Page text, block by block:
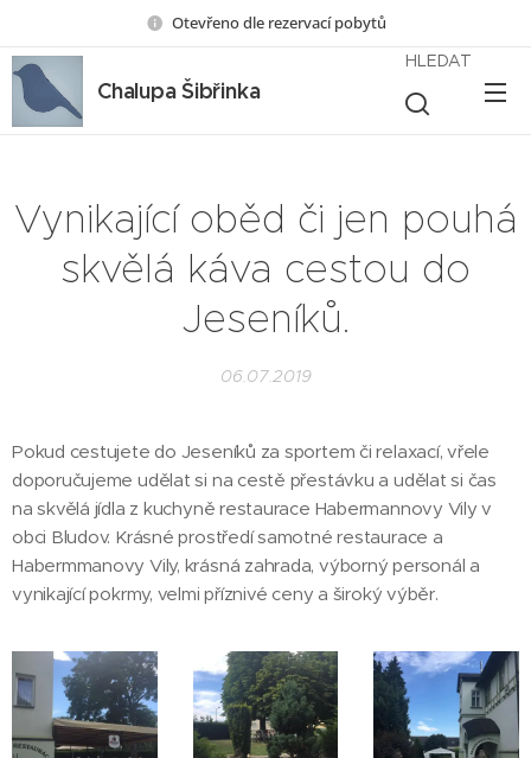
Otevřeno dle rezervací pobytů
Chalupa Šibřinka
HLEDAT
Vynikající oběd či jen pouhá
skvělá káva cestou do
Jeseníků.
06.07.2019
Pokud cestujete do Jeseníků za sportem či relaxací, vřele
doporučujeme udělat si na cestě přestávku a udělat si čas
na skvělá jídla z kuchyně restaurace Habermannovy Vily v
obci Bludov. Krásné prostředí samotné restaurace a
Habermmanovy Vily, krásná zahrada, výborný personál a
vynikající pokrmy, velmi příznivé ceny a široký výběr.